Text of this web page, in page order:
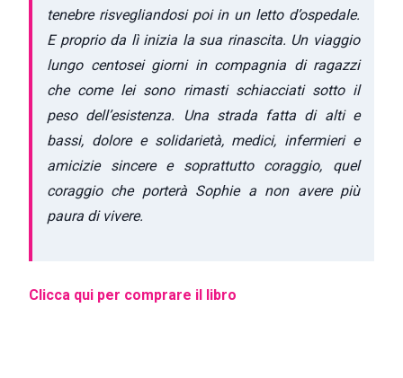
tenebre risvegliandosi poi in un letto d’ospedale.
E proprio da lì inizia la sua rinascita. Un viaggio
lungo centosei giorni in compagnia di ragazzi
che come lei sono rimasti schiacciati sotto il
peso dell’esistenza. Una strada fatta di alti e
bassi, dolore e solidarietà, medici, infermieri e
amicizie sincere e soprattutto coraggio, quel
coraggio che porterà Sophie a non avere più
paura di vivere.
Clicca qui per comprare il libro